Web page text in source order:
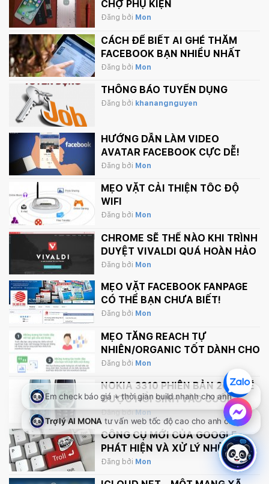
CHỢ PHỤ KIỆN
Đăng bởi Mon
CÁCH ĐỂ BIẾT AI GHÉ THĂM
FACEBOOK BẠN NHIỀU NHẤT
Đăng bởi Mon
THÔNG BÁO TUYỂN DỤNG
Đăng bởi khanangnguyen
HƯỚNG DẪN LÀM VIDEO
AVATAR FACEBOOK CỰC DỄ!
Đăng bởi Mon
MẸO VẶT CẢI THIỆN TỐC ĐỘ
WIFI
Đăng bởi Mon
CHROME SẼ THẾ NÀO KHI TRÌNH
DUYỆT VIVALDI QUÁ HOÀN HẢO
Đăng bởi Mon
MẸO VẶT FACEBOOK FANPAGE
CÓ THỂ BẠN CHƯA BIẾT!
Đăng bởi Mon
MẸO TĂNG REACH TỰ
NHIÊN/ORGANIC TỐT DÀNH CHO
FANPAGE CỦA BẠN
Đăng bởi Mon
NOKIA 3310 PHIÊN BẢN 2017 SẼ
ĐƯỢC HỒI SINH VÀO CUỐI
THÁNG 2 NÀY
Đăng bởi Mon
CÔNG CỤ MỚI CỦA GOOGLE
PHÁT HIỆN VÀ XỬ LÝ NHỮNG
BÌNH LUẬN PHẢN CẢM TRÊN
Đăng bởi Mon